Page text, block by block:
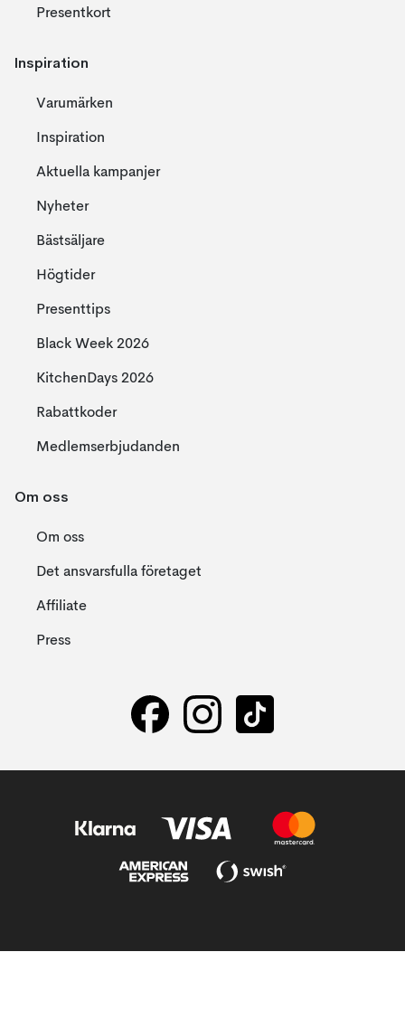
Presentkort
Inspiration
Varumärken
Inspiration
Aktuella kampanjer
Nyheter
Bästsäljare
Högtider
Presenttips
Black Week 2026
KitchenDays 2026
Rabattkoder
Medlemserbjudanden
Om oss
Om oss
Det ansvarsfulla företaget
Affiliate
Press